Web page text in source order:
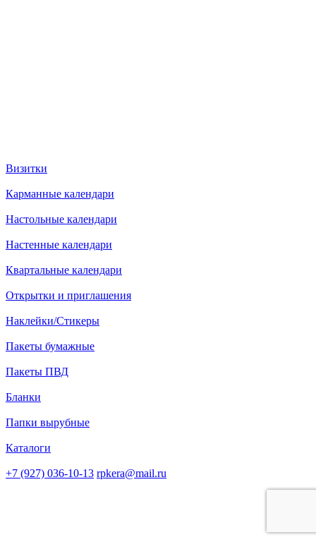
Визитки
Карманные календари
Настольные календари
Настенные календари
Квартальные календари
Открытки и приглашения
Наклейки/Стикеры
Пакеты бумажные
Пакеты ПВД
Бланки
Папки вырубные
Каталоги
+7 (927) 036-10-13 rpkera@mail.ru